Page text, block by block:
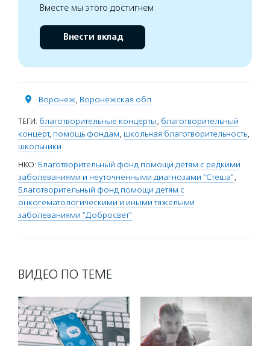
Вместе мы этого достигнем
Внести вклад
Воронеж, Воронежская обл.
ТЕГИ: благотворительные концерты, благотворительный
концерт, помощь фондам, школьная благотворительность,
школьники
НКО: Благотворительный фонд помощи детям с редкими
заболеваниями и неуточненными диагнозами "Стеша",
Благотворительный фонд помощи детям с
онкогематологическими и иными тяжелыми
заболеваниями "Добросвет"
ВИДЕО ПО ТЕМЕ